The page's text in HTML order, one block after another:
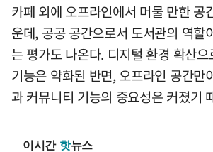
카페 외에 오프라인에서 머물 만한 공
운데, 공공 공간으로서 도서관의 역할
는 평가도 나온다. 디지털 환경 확산
기능은 약화된 반면, 오프라인 공간만
과 커뮤니티 기능의 중요성은 커졌기
이시간 핫뉴스